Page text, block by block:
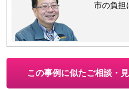
市の負担
この事例に似たご相談・